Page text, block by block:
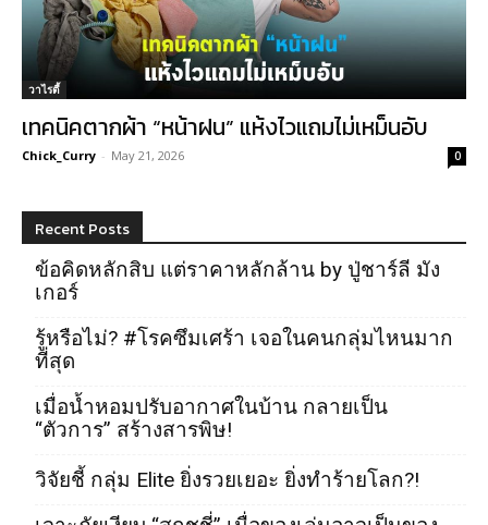
วาไรตี้
เทคนิคตากผ้า “หน้าฝน” แห้งไวแถมไม่เหม็นอับ
Chick_Curry - May 21, 2026 0
Recent Posts
ข้อคิดหลักสิบ แต่ราคาหลักล้าน by ปู่ชาร์ลี มัง
เกอร์
รู้หรือไม่? #โรคซึมเศร้า เจอในคนกลุ่มไหนมาก
ที่สุด
เมื่อน้ำหอมปรับอากาศในบ้าน กลายเป็น
“ตัวการ” สร้างสารพิษ!
วิจัยชี้ กลุ่ม Elite ยิ่งรวยเยอะ ยิ่งทำร้ายโลก?!